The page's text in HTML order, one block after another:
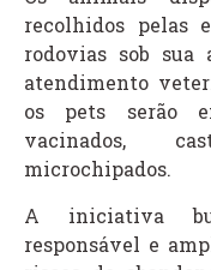
recolhidos pelas
rodovias sob sua
atendimento
os pets serão
vacinados,
microchipados.
A iniciativa
responsável e